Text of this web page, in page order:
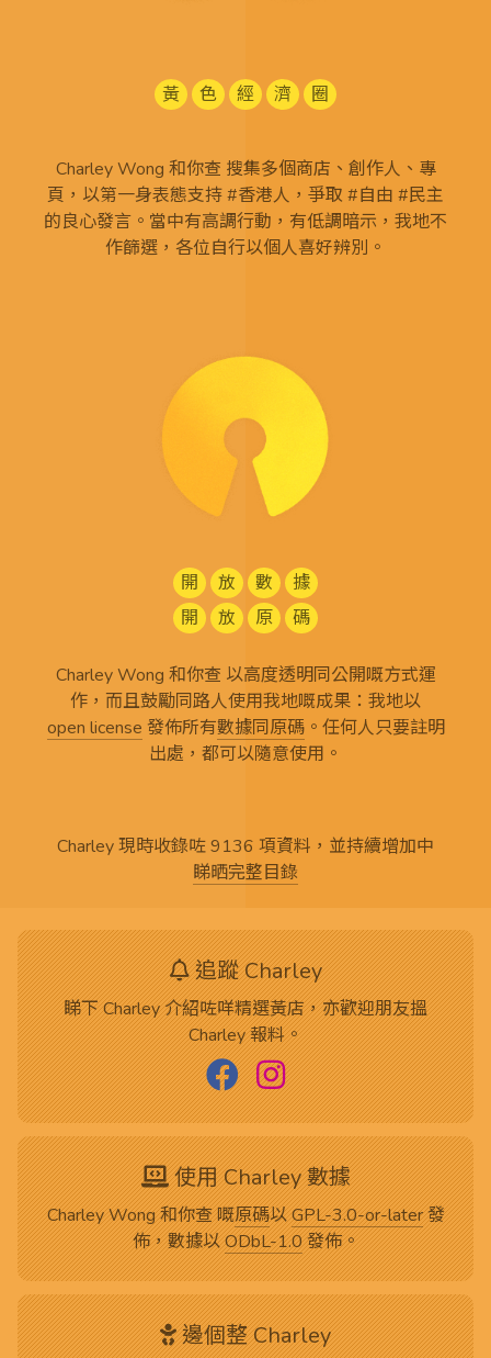
黃 色 經 濟 圈
Charley Wong 和你查 搜集多個商店、創作人、專
頁，以第一身表態支持 #香港人，爭取 #自由 #民主
的良心發言。當中有高調行動，有低調暗示，我地不
作篩選，各位自行以個人喜好辨別。
開 放 數
據
開
放 原 碼
Charley Wong 和你查 以高度透明同公開嘅方式運
作，而且鼓勵同路人使用我地嘅成果：我地以
open license 發佈所有數據同原碼。任何人只要註明
出處，都可以隨意使用。
Charley 現時收錄咗 9136 項資料，並持續增加中
睇晒完整目錄
追蹤 Charley
睇下 Charley 介紹咗咩精選黃店，亦歡迎朋友搵
Charley 報料。
使用 Charley 數據
Charley Wong 和你查 嘅原碼以GPL-3.0-or-later發
佈，數據以ODbL-1.0發佈。
邊個整 Charley